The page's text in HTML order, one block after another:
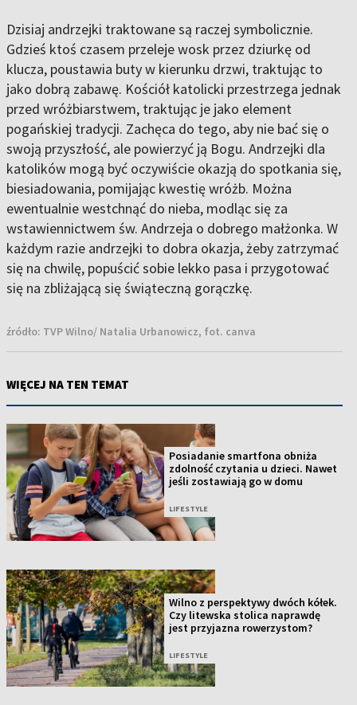
Dzisiaj andrzejki traktowane są raczej symbolicznie.
Gdzieś ktoś czasem przeleje wosk przez dziurkę od
klucza, poustawia buty w kierunku drzwi, traktując to
jako dobrą zabawę. Kościół katolicki przestrzega jednak
przed wróżbiarstwem, traktując je jako element
pogańskiej tradycji. Zachęca do tego, aby nie bać się o
swoją przyszłość, ale powierzyć ją Bogu. Andrzejki dla
katolików mogą być oczywiście okazją do spotkania się,
biesiadowania, pomijając kwestię wróżb. Można
ewentualnie westchnąć do nieba, modląc się za
wstawiennictwem św. Andrzeja o dobrego małżonka. W
każdym razie andrzejki to dobra okazja, żeby zatrzymać
się na chwilę, popuścić sobie lekko pasa i przygotować
się na zbliżającą się świąteczną gorączkę.
źródło: TVP Wilno/ Natalia Urbanowicz, fot. canva
WIĘCEJ NA TEN TEMAT
Posiadanie smartfona obniża
zdolność czytania u dzieci. Nawet
jeśli zostawiają go w domu
LIFESTYLE
Wilno z perspektywy dwóch kółek.
Czy litewska stolica naprawdę
jest przyjazna rowerzystom?
LIFESTYLE